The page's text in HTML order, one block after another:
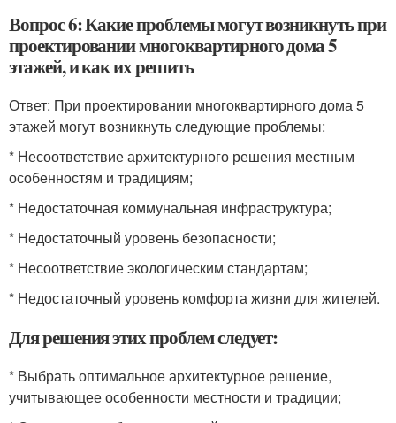
Вопрос 6: Какие проблемы могут возникнуть при
проектировании многоквартирного дома 5
этажей, и как их решить
Ответ: При проектировании многоквартирного дома 5
этажей могут возникнуть следующие проблемы:
* Несоответствие архитектурного решения местным
особенностям и традициям;
* Недостаточная коммунальная инфраструктура;
* Недостаточный уровень безопасности;
* Несоответствие экологическим стандартам;
* Недостаточный уровень комфорта жизни для жителей.
Для решения этих проблем следует:
* Выбрать оптимальное архитектурное решение,
учитывающее особенности местности и традиции;